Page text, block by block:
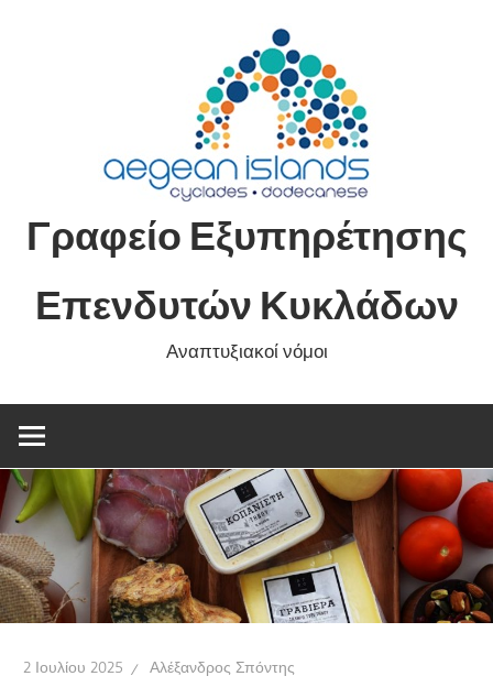
Γραφείο Εξυπηρέτησης
Επενδυτών Κυκλάδων
Αναπτυξιακοί νόμοι
2 Ιουλίου 2025 Αλέξανδρος Σπόντης